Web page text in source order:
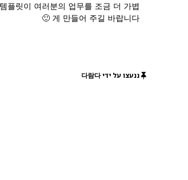
플릿이 여러분의 업무를 조금 더 가볍
게 만들어 주길 바랍니다 🙂
ננעצו על ידי 다람다